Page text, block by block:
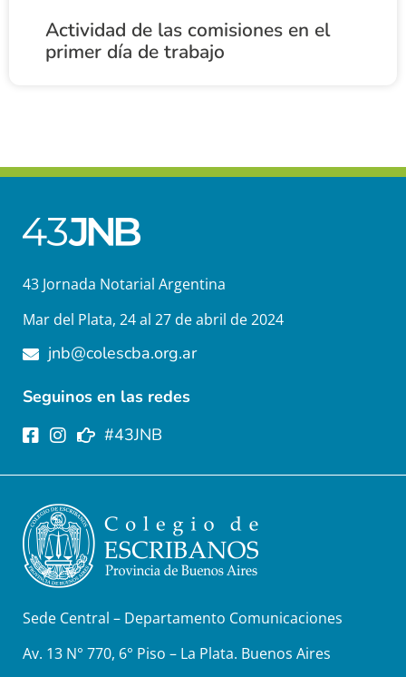
Actividad de las comisiones en el
primer día de trabajo
43 Jornada Notarial Argentina
Mar del Plata, 24 al 27 de abril de 2024
jnb@colescba.org.ar
Seguinos en las redes
#43JNB
Sede Central – Departamento Comunicaciones
Av. 13 N° 770, 6° Piso – La Plata. Buenos Aires​